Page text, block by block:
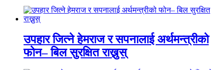
उपहार जित्ने हेमराज र सपनालाई अर्थमन्त्रीको
फोन– बिल सुरक्षित राख्नुस्